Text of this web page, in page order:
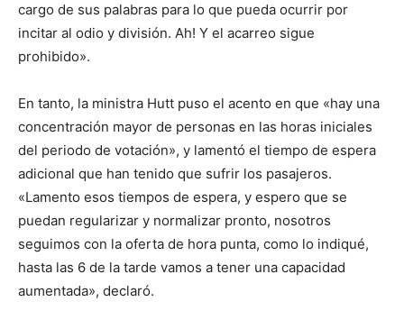
cargo de sus palabras para lo que pueda ocurrir por
incitar al odio y división. Ah! Y el acarreo sigue
prohibido».
En tanto, la ministra Hutt puso el acento en que «hay una
concentración mayor de personas en las horas iniciales
del periodo de votación», y lamentó el tiempo de espera
adicional que han tenido que sufrir los pasajeros.
«Lamento esos tiempos de espera, y espero que se
puedan regularizar y normalizar pronto, nosotros
seguimos con la oferta de hora punta, como lo indiqué,
hasta las 6 de la tarde vamos a tener una capacidad
aumentada», declaró.